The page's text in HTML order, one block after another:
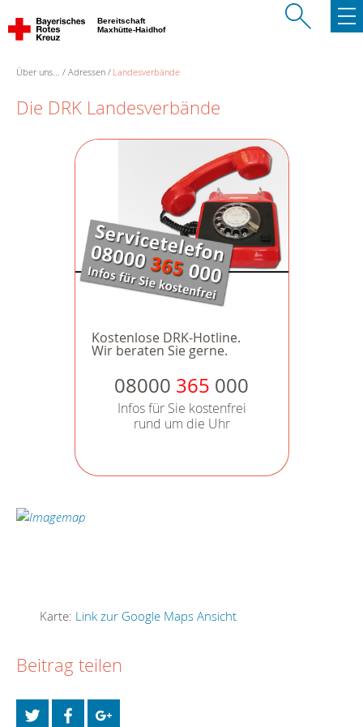
Bereitschaft
Maxhütte-Haidhof
Über uns... Adressen Landesverbände
Die DRK Landesverbände
Kostenlose DRK-Hotline.
Wir beraten Sie gerne.
08000 365 000
Infos für Sie kostenfrei
rund um die Uhr
Karte: Link zur Google Maps Ansicht
Beitrag teilen